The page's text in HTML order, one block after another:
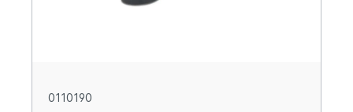
0110190